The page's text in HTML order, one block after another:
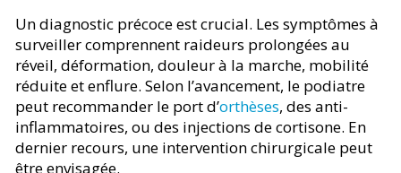
Un diagnostic précoce est crucial. Les symptômes à
surveiller comprennent raideurs prolongées au
réveil, déformation, douleur à la marche, mobilité
réduite et enflure. Selon l’avancement, le podiatre
peut recommander le port d’orthèses, des anti-
inflammatoires, ou des injections de cortisone. En
dernier recours, une intervention chirurgicale peut
être envisagée.